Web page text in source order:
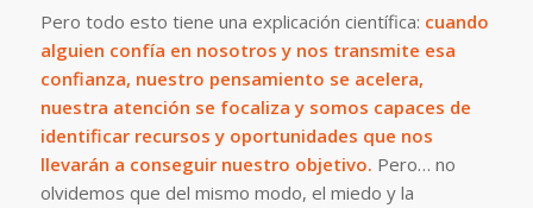
Pero todo esto tiene una explicación científica: cuando
alguien confía en nosotros y nos transmite esa
confianza, nuestro pensamiento se acelera,
nuestra atención se focaliza y somos capaces de
identificar recursos y oportunidades que nos
llevarán a conseguir nuestro objetivo. Pero… no
olvidemos que del mismo modo, el miedo y la